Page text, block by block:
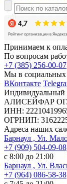
Принимаем к
По вопросам
+7 (385) 256-00-07
Мы в социальных
ВКонтакте
АЛИСЕЙФАР
ИНН:
ОГРНИП:
Адреса наших
Барнаул , Ул.
+7 (909) 504-09-08
с 8:00 до 21:00
Барнаул , Ул.
+7 (964) 086-58-38